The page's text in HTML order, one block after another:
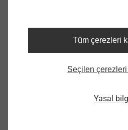
Tüm çerezleri
Seçilen
Yasal